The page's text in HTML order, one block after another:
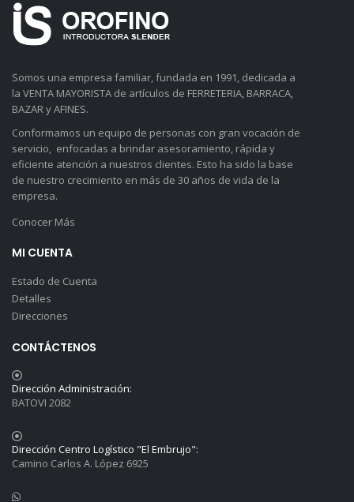
Somos una empresa familiar, fundada en 1991, dedicada a
la VENTA MAYORISTA de artículos de FERRETERIA, BARRACA,
BAZAR y AFINES.
Conformamos un equipo de personas con gran vocación de
servicio, enfocadas a brindar asesoramiento, rápida y
eficiente atención a nuestros clientes. Esto ha sido la base
de nuestro crecimiento en más de 30 años de vida de la
empresa.
Conocer Más
MI CUENTA
Estado de Cuenta
Detalles
Direcciones
CONTÁCTENOS
Dirección Administración:
BATOVI 2082
Dirección Centro Logístico "El Embrujo":
Camino Carlos A. López 6925